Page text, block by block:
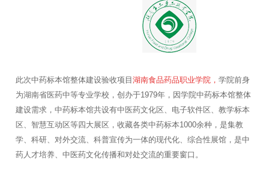
此次中药标本馆整体建设验收项目湖南食品药品职业学院 ，学院前身
为湖南省医药中等专业学校，创办于1979年，因学院中药标本馆整体
建设需求，中药标本馆共设有中医药文化区、电子软件区、教学标本
区、智慧互动区等四大展区，收藏各类中药标本1000余种，是集教
学、科研、对外交流、科普宣传为一体的现代化、综合性展馆，是中
药人才培养、中医药文化传播和对处交流的重要窗口。